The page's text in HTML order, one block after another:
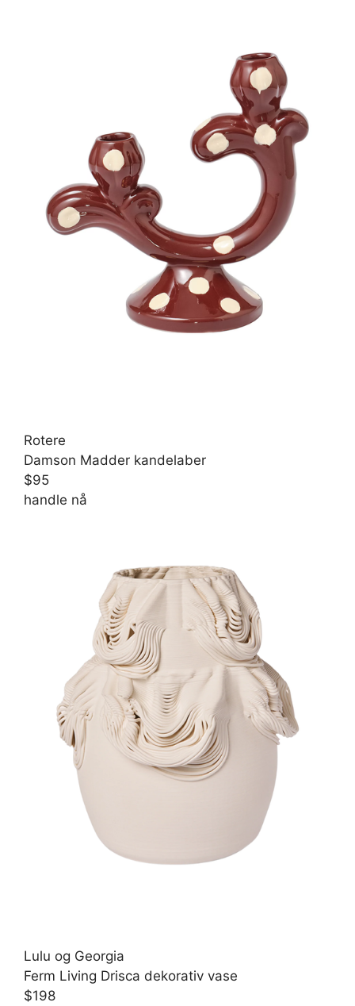
Rotere
Damson Madder kandelaber
$95
handle nå
Lulu og Georgia
Ferm Living Drisca dekorativ vase
$198